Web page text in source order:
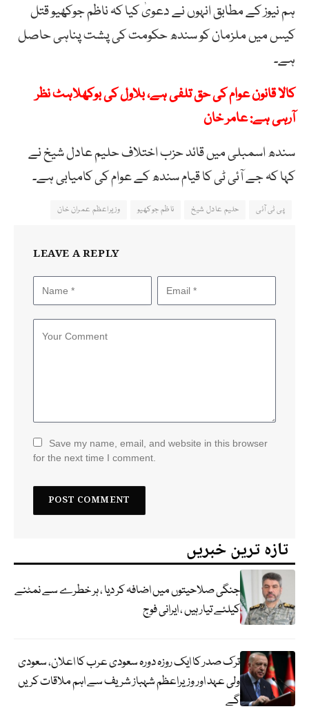
ہم نیوز کے مطابق انہوں نے دعویٰ کیا کہ ناظم جوکھیو قتل
کیس میں ملزمان کو سندھ حکومت کی پشت پناہی حاصل
ہے۔
کالا قانون عوام کی حق تلفی ہے، بلاول کی بوکھلاہٹ نظر
آرہی ہے: عامر خان
سندھ اسمبلی میں قائد حزب اختلاف حلیم عادل شیخ نے
کہا کہ جے آئی ٹی کا قیام سندھ کے عوام کی کامیابی ہے۔
پی ٹی آئی حلیم عادل شیخ ناظم جوکھیو وزیراعظم عمران خان
LEAVE A REPLY
Save my name, email, and website in this browser
for the next time I comment.
تازہ ترین خبریں
جنگی صلاحیتوں میں اضافہ کر دیا ، ہر خطرے سے نمٹنے
کیلئے تیار ہیں ، ایرانی فوج
ترک صدر کا ایک روزہ دورہ سعودی عرب کا اعلان، سعودی
ولی عہد اور وزیراعظم شہباز شریف سے اہم ملاقات کریں
گے